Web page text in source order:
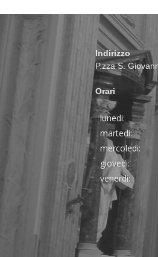
Indirizzo
P.zza S.
Orari
lunedi:
martedi:
mercoledi:
giovedi:
venerdi: